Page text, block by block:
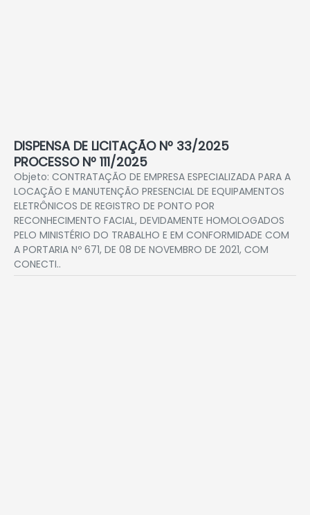
DISPENSA DE LICITAÇÃO Nº 33/2025
PROCESSO Nº 111/2025
Objeto: CONTRATAÇÃO DE EMPRESA ESPECIALIZADA PARA A
LOCAÇÃO E MANUTENÇÃO PRESENCIAL DE EQUIPAMENTOS
ELETRÔNICOS DE REGISTRO DE PONTO POR
RECONHECIMENTO FACIAL, DEVIDAMENTE HOMOLOGADOS
PELO MINISTÉRIO DO TRABALHO E EM CONFORMIDADE COM
A PORTARIA Nº 671, DE 08 DE NOVEMBRO DE 2021, COM
CONECTI..